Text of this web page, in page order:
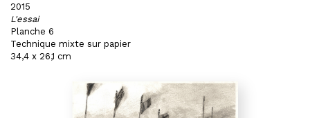
2015
L'essai
Planche 6
Technique mixte sur papier
34,4 x 26,1 cm